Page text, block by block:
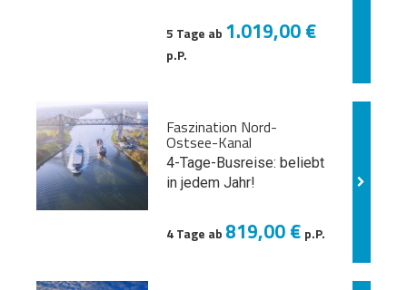
5 Tage ab 1.019,00 €
p.P.
Faszination Nord-
Ostsee-Kanal
4-Tage-Busreise: beliebt
in jedem Jahr!
4 Tage ab 819,00 € p.P.